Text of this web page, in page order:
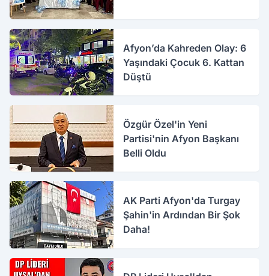
Afyon’da Kahreden Olay: 6
Yaşındaki Çocuk 6. Kattan
Düştü
Özgür Özel'in Yeni
Partisi'nin Afyon Başkanı
Belli Oldu
AK Parti Afyon'da Turgay
Şahin'in Ardından Bir Şok
Daha!